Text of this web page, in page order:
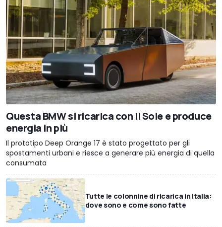
Questa BMW si ricarica con il Sole e produce
energia in più
Il prototipo Deep Orange 17 è stato progettato per gli
spostamenti urbani e riesce a generare più energia di quella
consumata
Tutte le colonnine di ricarica in Italia:
dove sono e come sono fatte